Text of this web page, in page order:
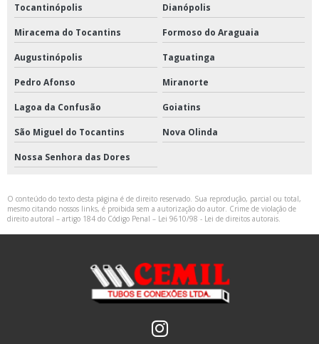
Tocantinópolis Dianópolis
Miracema do Tocantins Formoso do Araguaia
Augustinópolis Taguatinga
Pedro Afonso Miranorte
Lagoa da Confusão Goiatins
São Miguel do Tocantins Nova Olinda
Nossa Senhora das Dores
O conteúdo do texto desta página é de direito reservado. Sua reprodução, parcial ou total,
mesmo citando nossos links, é proibida sem a autorização do autor. Crime de violação de
direito autoral – artigo 184 do Código Penal – Lei 9610/98 - Lei de direitos autorais.